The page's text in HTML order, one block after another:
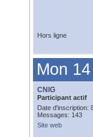
Hors ligne
Mon
CNIG
Participant actif
Date d'inscription:
Messages: 143
Site web